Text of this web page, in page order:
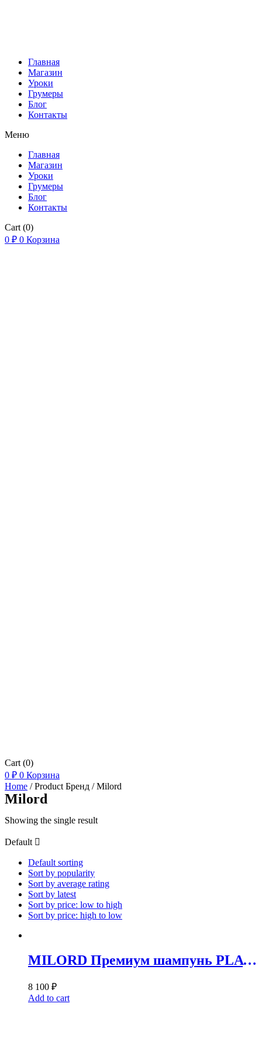
Главная
Магазин
Уроки
Грумеры
Блог
Контакты
Меню
Главная
Магазин
Уроки
Грумеры
Блог
Контакты
Cart (0)
0 ₽ 0 Корзина
Cart (0)
0 ₽ 0 Корзина
Home / Product Бренд / Milord
Milord
Showing the single result
Default
Default sorting
Sort by popularity
Sort by average rating
Sort by latest
Sort by price: low to high
Sort by price: high to low
MILORD Премиум шампунь PLATINUM для придания объема 5 л M5500
8 100 ₽
Add to cart